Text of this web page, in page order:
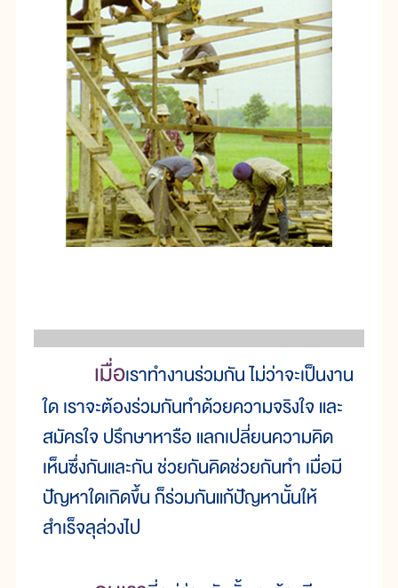
เมื่อเราทำงานร่วมกัน ไม่ว่าจะเป็นงาน
ใด เราจะต้องร่วมกันทำด้วยความจริงใจ และ
สมัครใจ ปรึกษาหารือ แลกเปลี่ยนความคิด
เห็นซึ่งกันและกัน ช่วยกันคิดช่วยกันทำ เมื่อมี
ปัญหาใดเกิดขึ้น ก็ร่วมกันแก้ปัญหานั้นให้
สำเร็จลุล่วงไป